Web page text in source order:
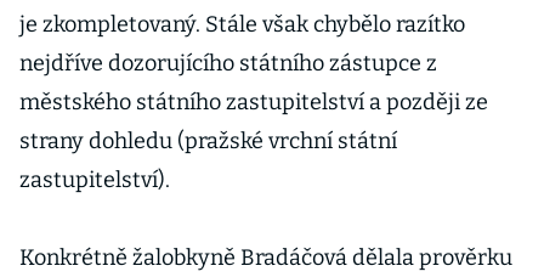
je zkompletovaný. Stále však chybělo razítko
nejdříve dozorujícího státního zástupce z
městského státního zastupitelství a později ze
strany dohledu (pražské vrchní státní
zastupitelství).
Konkrétně žalobkyně Bradáčová dělala prověrku